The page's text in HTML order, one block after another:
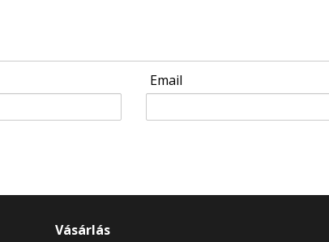
Email
Vásárlás